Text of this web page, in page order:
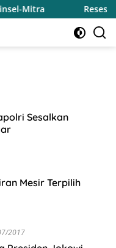
Reses Jeane Laluyan,
Sesalkan
Mesir Terpilih
2017